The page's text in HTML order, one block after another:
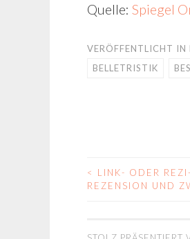
Quelle: Spiegel
VERÖFFENTLICHT IN
BELLETRISTIK
<
LINK- ODER
REZENSION UND